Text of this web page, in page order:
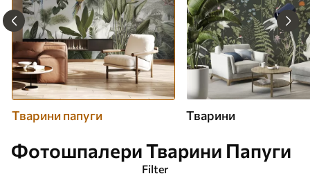
Тварини папуги Тварини
Фотошпалери Тварини Папуги
Filter